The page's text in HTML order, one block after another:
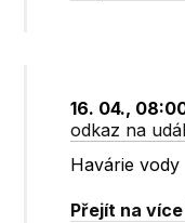
16. 04.,
odkaz na
Havárie vody
Přejít na